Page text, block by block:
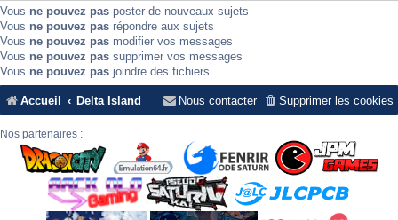
Vous ne pouvez pas poster de nouveaux sujets
Vous ne pouvez pas répondre aux sujets
Vous ne pouvez pas modifier vos messages
Vous ne pouvez pas supprimer vos messages
Vous ne pouvez pas joindre des fichiers
Accueil Delta Island Supprimer les cookies
Nous contacter
Nos partenaires :